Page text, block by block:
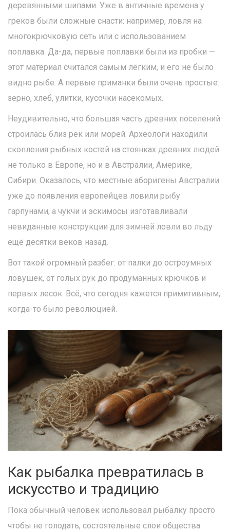
деревянными шипами. Уже в античные времена у
греков были сложные снасти: например, ловля на
многокрючковую сеть или с использованием
поплавка. Да-да, первые поплавки были из пробки —
этот материал считался самым лёгким, и его не было
видно рыбе. А первые приманки были очень простые:
зерно, хлеб, улитки, кусочки насекомых.
Неудивительно, что большая часть древних поселений
строилась близ рек или морей. Археологи находили
скопления рыбных костей на стоянках древних людей
не только в Европе, но и в Австралии, Америке,
Сибири. Оказалось, что местные аборигены Австралии
уже до появления европейцев ловили рыбу
гарпунами, а чукчи и эскимосы изготавливали
невиданные конструкции для зимней ловли во льду
ещё десятки веков назад.
Вот такой огромный разбег: от палки до остроумных
ловушек, от голых рук до продуманных крючков и
первых лесок. Всё, что сегодня кажется примитивным,
когда-то было революцией.
Как рыбалка превратилась в
искусство и традицию
Пока обычный человек использовал рыбалку просто
чтобы не голодать, состоятельные слои общества